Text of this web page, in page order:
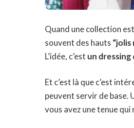
Quand une collection
souvent des hauts “jolis
L’idée, c’est un
Et c’est là que c’est
peuvent servir de base.
vous avez une tenue qui